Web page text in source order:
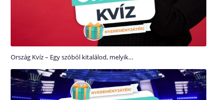
Ország Kvíz – Egy szóból kitalálod, melyik…